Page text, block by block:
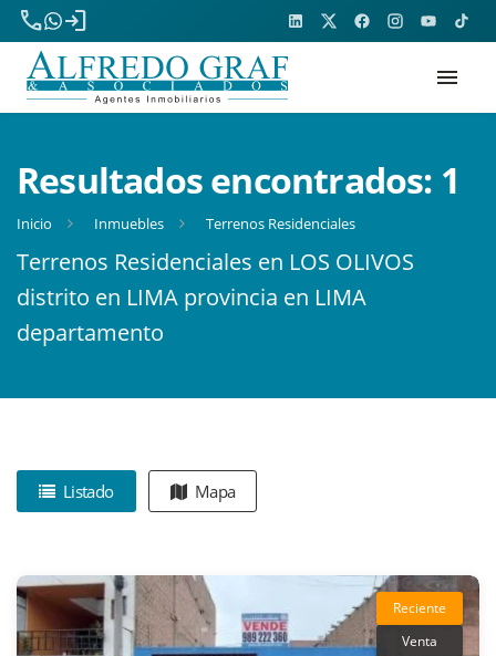
phone
login
menu
Resultados encontrados: 1
Inicio Inmuebles Terrenos Residenciales
Terrenos Residenciales en LOS OLIVOS
distrito en LIMA provincia en LIMA
departamento
Listado Mapa
Reciente
Venta